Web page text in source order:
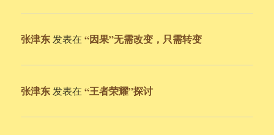
张津东 发表在“因果”无需改变，只需转变
张津东 发表在“王者荣耀”探讨